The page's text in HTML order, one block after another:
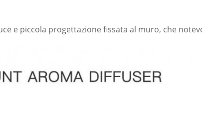
e piccola progettazione fissata al muro, che